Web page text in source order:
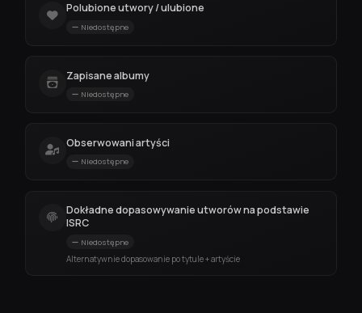
Polubione utwory / ulubione
Niedostępne
Zapisane albumy
Niedostępne
Obserwowani artyści
Niedostępne
Dokładne dopasowywanie utworów na podstawie
ISRC
Niedostępne
Alternatywnie dopasowanie po tytule + artyście